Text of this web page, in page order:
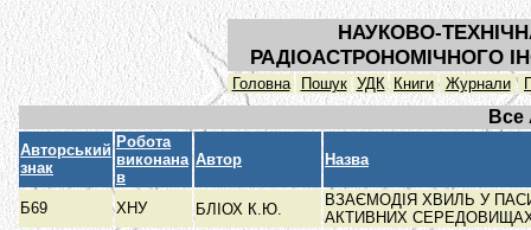
НАУКОВО-
РАДІОАСТРОНОМІЧНОГО
Головна Пошук УДК Книги Журнали
Все
Авторський
знак
Робота
виконана
в
Автор Назва
Б69 ХНУ БЛІОХ К.Ю.
ВЗАЄМОДІЯ ХВИЛЬ У
АКТИВНИХ